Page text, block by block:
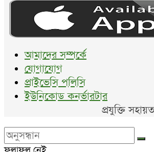
আমাদের সম্পর্কে
যোগাযোগ
প্রাইভেসি পলিসি
ইউনিকোড কনর্ভারটার
প্রযুক্তি